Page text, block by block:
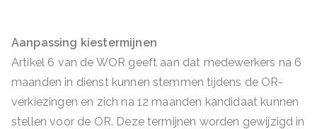
Aanpassing kiestermijnen
Artikel 6 van de WOR geeft aan dat medewerkers na 6
maanden in dienst kunnen stemmen tijdens de OR-
verkiezingen en zich na 12 maanden kandidaat kunnen
stellen voor de OR. Deze termijnen worden gewijzigd in